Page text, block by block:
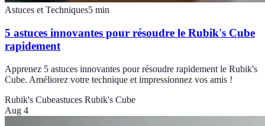
Astuces et Techniques5 min
5 astuces innovantes pour résoudre le Rubik's Cube
rapidement
Apprenez 5 astuces innovantes pour résoudre rapidement le Rubik's
Cube. Améliorez votre technique et impressionnez vos amis !
Rubik's Cubeastuces Rubik's Cube
Aug 4